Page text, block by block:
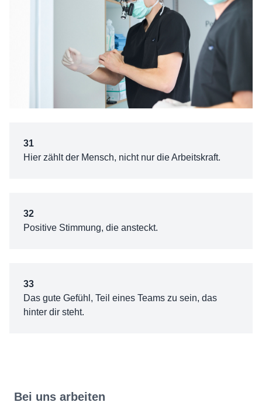
31
Hier zählt der Mensch, nicht nur die Arbeitskraft.
32
Positive Stimmung, die ansteckt.
33
Das gute Gefühl, Teil eines Teams zu sein, das
hinter dir steht.
Bei uns arbeiten